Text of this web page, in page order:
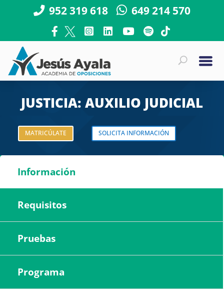
952 319 618 649 214 570
JUSTICIA: AUXILIO JUDICIAL
MATRICÚLATE SOLICITA INFORMACIÓN
Información
Requisitos
Pruebas
Programa